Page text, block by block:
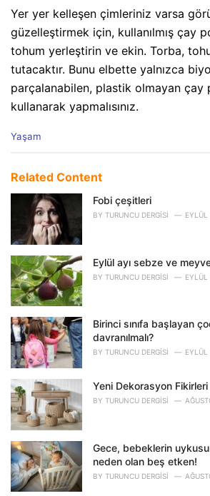
Yer yer kelleşen çimleriniz varsa
güzelleştirmek için, kullanılmış çay
tohum yerleştirin ve ekin. Torba,
tutacaktır. Bunu elbette yalnızca
parçalanabilen, plastik olmayan çay
kullanarak yapmalısınız.
C
e
e
:
Yaşam
Related Content
Fobi çeşitleri
BY TURUNCU DERGISI
Eylül ayı sebze ve
BY TURUNCU DERGISI
Birinci sınıfa başlayan
davranılmalı?
BY TURUNCU DERGISI
Yeni Dekorasyon Fikirleri
BY TURUNCU DERGISI
Gece, bebeklerin
neden olan beş etken!
BY TURUNCU DERGISI